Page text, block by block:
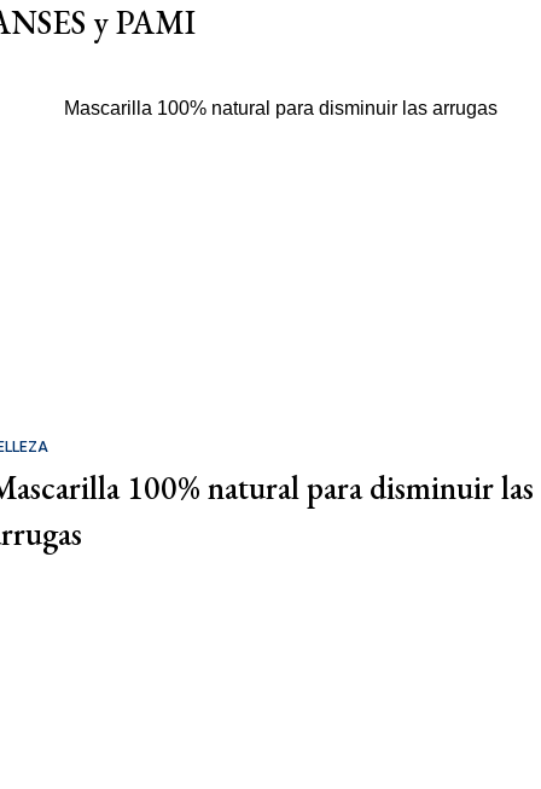
y PAMI
100% natural para disminuir las